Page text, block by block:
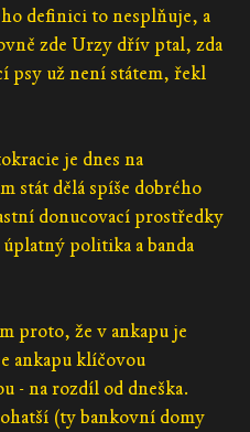
definici to nesplňuje, a
zde Urzy dřív ptal, zda
psy už není státem, řekl
je dnes na
stát dělá spíše dobrého
donucovací prostředky
politika a banda
proto, že v ankapu je
ankapu klíčovou
- na rozdíl od dneška.
(ty bankovní domy